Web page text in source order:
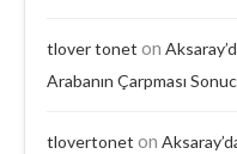
tlover tonet on
Arabanın Çarpması
tlovertonet on